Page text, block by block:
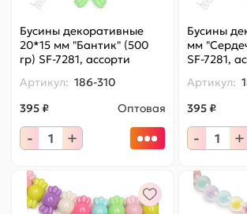
Бусины декоративные
20*15 мм "Бантик" (500
гр) SF-7281, ассорти
Артикул: 186-310
395 ₽
Оптовая
- +
Бусины
мм
SF-7281,
Артикул:
395 ₽
- +